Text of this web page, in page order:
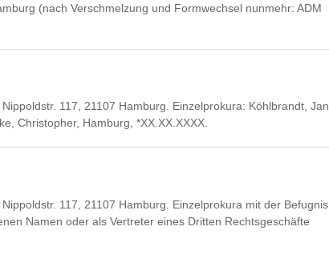
(nach Verschmelzung und Formwechsel nunmehr: ADM
117, 21107 Hamburg. Einzelprokura: Köhlbrandt, Jan
Christopher, Hamburg, *XX.XX.XXXX.
117, 21107 Hamburg. Einzelprokura mit der Befugnis,
Namen oder als Vertreter eines Dritten Rechtsgeschäfte